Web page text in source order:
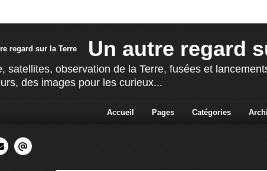
Un autre regard
satellites, observation de la Terre, fusées et
des images pour les curieux...
Accueil Pages Catégories